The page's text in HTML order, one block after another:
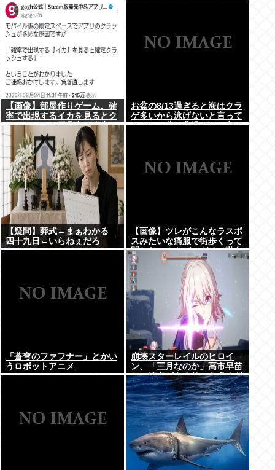
【画像】部屋作りゲーム、確
率で出現するイカを見るとク
ラッシュする不具合が発生ｗ
ｗｗ
お盆の8/13過ぎると海はクラ
ゲ多いから泳げないと言って
たよな。昔お盆過ぎると寒く
【疑問】葬式←まぁわかる
四十九日←いらねぇだろ
【画像】ツレがこんなラスボ
スみたいな痛服で街歩くって
聞かないんやが、ガチで勘弁
して欲しい
「蒼穹のファフナー」とかい
うロボットアニメ
崩壊スターレイルのヒロイ
ン、「三月なのか」高市早苗
との接点があまりにも多すぎ
る。もしかして早苗がモデ
ル？